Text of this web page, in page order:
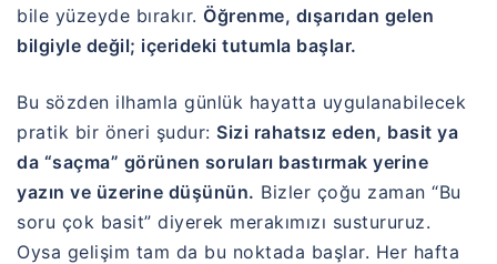
bile yüzeyde bırakır. Öğrenme, dışarıdan gelen
bilgiyle değil; içerideki tutumla başlar.
Bu sözden ilhamla günlük hayatta uygulanabilecek
pratik bir öneri şudur: Sizi rahatsız eden, basit ya
da “saçma” görünen soruları bastırmak yerine
yazın ve üzerine düşünün. Bizler çoğu zaman “Bu
soru çok basit” diyerek merakımızı sustururuz.
Oysa gelişim tam da bu noktada başlar. Her hafta